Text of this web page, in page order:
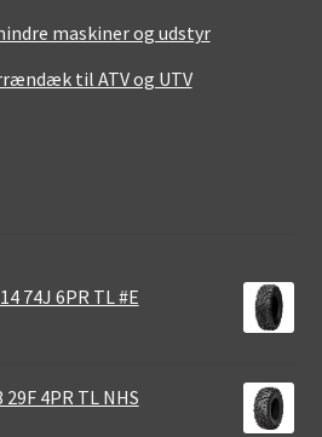
maskiner og udstyr
til ATV og UTV
74J 6PR TL #E
29F 4PR TL NHS